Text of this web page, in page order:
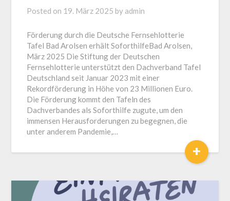
Posted on 19. März 2025 by admin
Förderung durch die Deutsche Fernsehlotterie
Tafel Bad Arolsen erhält SoforthilfeBad Arolsen,
März 2025 Die Stiftung der Deutschen
Fernsehlotterie unterstützt den Dachverband Tafel
Deutschland seit Januar 2023 mit einer
Rekordförderung in Höhe von 23 Millionen Euro.
Die Förderung kommt den Tafeln des
Dachverbandes als Soforthilfe zugute, um den
immensen Herausforderungen zu begegnen, die
unter anderem Pandemie,…
+